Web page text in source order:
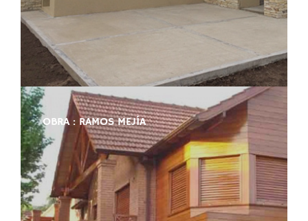
OBRA : RAMOS MEJÍA